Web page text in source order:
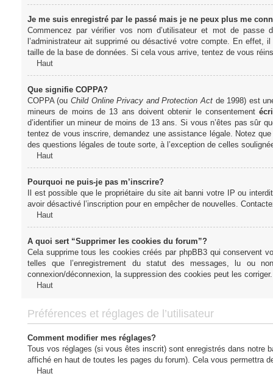
Je me suis enregistré par le passé mais je ne peux plus me
Commencez par vérifier vos nom d’utilisateur et mot de
l’administrateur ait supprimé ou désactivé votre compte. En effet,
taille de la base de données. Si cela vous arrive, tentez de vous
Haut
Que signifie COPPA?
COPPA (ouChild Online Privacy and Protection Act de 1998) est
mineurs de moins de 13 ans doivent obtenir le consentement
d’identifier un mineur de moins de 13 ans. Si vous n’êtes pas sûr
tentez de vous inscrire, demandez une assistance légale. Notez
des questions légales de toute sorte, à l’exception de celles
Haut
Pourquoi ne puis-je pas m’inscrire?
Il est possible que le propriétaire du site ait banni votre IP ou
avoir désactivé l’inscription pour en empêcher de nouvelles.
Haut
A quoi sert “Supprimer les cookies du forum”?
Cela supprime tous les cookies créés par phpBB3 qui conservent
telles que l’enregistrement du statut des messages, lu ou
connexion/déconnexion, la suppression des cookies peut les corriger.
Haut
Préférences et réglages de l’utilisateur
Comment modifier mes réglages?
Tous vos réglages (si vous êtes inscrit) sont enregistrés dans notre
affiché en haut de toutes les pages du forum). Cela vous permettra
Haut